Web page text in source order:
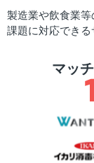
製造業や飲食業
課題に対応できる
マッ